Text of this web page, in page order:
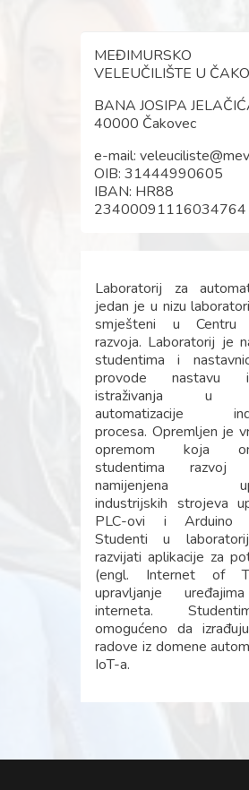
MEĐIMURSKO
VELEUČILIŠTE U
BANA JOSIPA
40000 Čakovec
e-mail:
OIB: 31444990605
IBAN: HR88
23400091116034764
Laboratorij za
jedan je u nizu
smješteni u Centru
razvoja. Laboratorij je
studentima i
provode nastavu
istraživanja u
automatizacije
procesa. Opremljen je
opremom koja
studentima razvoj
namijenjena
industrijskih strojeva
PLC-ovi i Arduino
Studenti u
razvijati aplikacije za
(engl. Internet of
upravljanje
interneta.
omogućeno da
radove iz domene
IoT-a.